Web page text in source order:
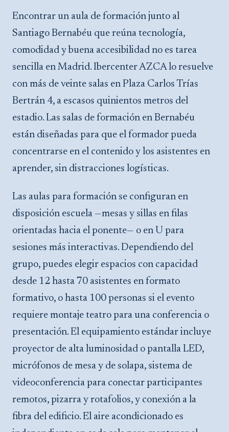
Encontrar un aula de formación junto al
Santiago Bernabéu que reúna tecnología,
comodidad y buena accesibilidad no es tarea
sencilla en Madrid. Ibercenter AZCA lo resuelve
con más de veinte salas en Plaza Carlos Trías
Bertrán 4, a escasos quinientos metros del
estadio. Las salas de formación en Bernabéu
están diseñadas para que el formador pueda
concentrarse en el contenido y los asistentes en
aprender, sin distracciones logísticas.
Las aulas para formación se configuran en
disposición escuela —mesas y sillas en filas
orientadas hacia el ponente— o en U para
sesiones más interactivas. Dependiendo del
grupo, puedes elegir espacios con capacidad
desde 12 hasta 70 asistentes en formato
formativo, o hasta 100 personas si el evento
requiere montaje teatro para una conferencia o
presentación. El equipamiento estándar incluye
proyector de alta luminosidad o pantalla LED,
micrófonos de mesa y de solapa, sistema de
videoconferencia para conectar participantes
remotos, pizarra y rotafolios, y conexión a la
fibra del edificio. El aire acondicionado es